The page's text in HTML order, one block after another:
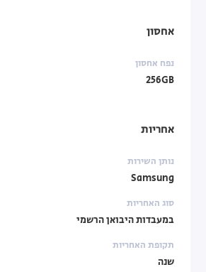
אחסון
נפח אחסון
256GB
אחריות
נותן השירות
Samsung
סוג האחריות
במעבדות היבואן הרשמי
תקופת האחריות
שנה